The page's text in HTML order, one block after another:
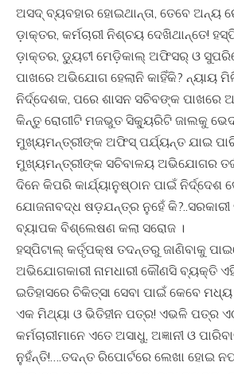
ଅସଦ୍ ବ୍ୟବହାର ହୋଇଥାନ୍ତା, ତେବେ ଅନ୍ୟ
ଡ଼ାକ୍ତର, କର୍ମଚାରୀ ନିଶ୍ଚୟ ଦେଖିଥାନ୍ତେ!
ଡ଼ାକ୍ତର, ଡ଼୍ୟୁଟୀ ମେଡ଼ିକାଲ୍ ଅଫିସର୍ ଓ
ପାଖରେ ଅଭିଯୋଗ ହେଲାନି କାହିଁକି? ନ୍ୟାୟ
ନିର୍ଦ୍ଦେଶକ, ପରେ ଶାସନ ସଚିବଙ୍କ ପାଖରେ
କିନ୍ତୁ ରୋଗୀଟି ମଜଭୁତ ସିକ୍ୟୁରିଟି ଜାଲକୁ
ମୁଖ୍ୟମନ୍ତ୍ରୀଙ୍କ ଅଫିସ୍ ପର୍ଯ୍ୟନ୍ତ ଯାଇ
ମୁଖ୍ୟମନ୍ତ୍ରୀଙ୍କ ସଚିବାଳୟ ଅଭିଯୋଗର
ଦିନେ କିପରି କାର୍ଯ୍ୟାନୁଷ୍ଠାନ ପାଇଁ ନିର୍ଦ୍ଦେଶ
ଯୋଜନାବଦ୍ଧ ଷଡ଼ଯନ୍ତ୍ର ନୁହେଁ
ବ୍ୟାପକ ବିଶ୍ଲେଷଣ କଲା ସରୋଜ ।
ହସ୍ପିଟାଲ୍ କର୍ତୃପକ୍ଷ ତଦନ୍ତରୁ ଜାଣିବାକୁ
ଅଭିଯୋଗକାରୀ ନାମଧାରୀ କୌଣସି ବ୍ୟକ୍ତି
ଇତିହାସରେ ଚିକିତ୍ସା ସେବା ପାଇଁ କେବେ ମଧ୍ୟ
ଏକ ମିଥ୍ୟା ଓ ଭିତିହୀନ ପତ୍ର! ଏଭଳି ପତ୍ର
କର୍ମଚାରୀମାନେ ଏତେ ଅସାଧୁ, ଅଜ୍ଞାନୀ ଓ
ନୁହଁନ୍ତି!….ତଦନ୍ତ ରିପୋର୍ଟରେ ଲେଖା ହୋଇ